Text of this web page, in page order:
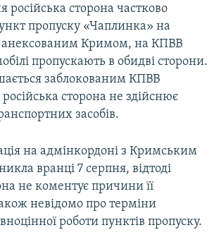
російська сторона частково
пропуску «Чаплинка» на
анексованим Кримом, на КПВВ
пропускають в обидві сторони.
заблокованим КПВВ
сторона не здійснює
засобів.
на адмінкордоні з Кримським
вранці 7 серпня, відтоді
не коментує причини її
невідомо про терміни
роботи пунктів пропуску.